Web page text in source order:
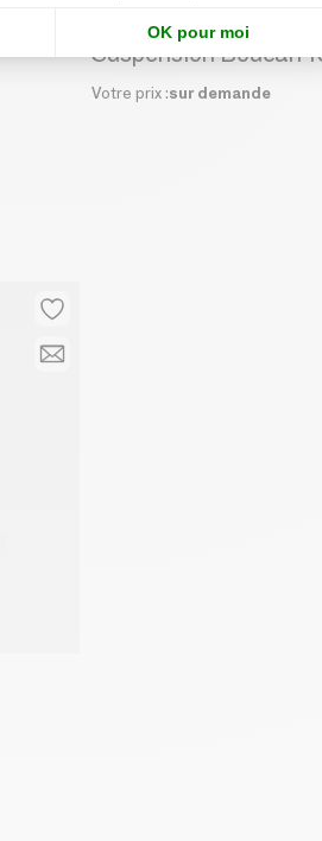
Suspension Boucan
Votre prix :sur demande
OK pour moi